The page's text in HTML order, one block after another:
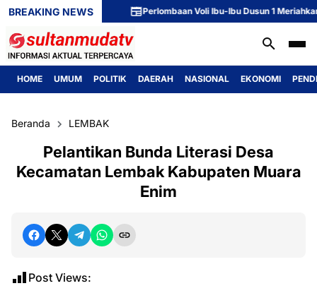
BREAKING NEWS Perlombaan Voli Ibu-Ibu Dusun 1 Meriahkan
HOME UMUM POLITIK DAERAH NASIONAL EKONOMI
Beranda LEMBAK
Pelantikan Bunda Literasi Desa
Kecamatan Lembak Kabupaten Muara
Enim
Post Views: